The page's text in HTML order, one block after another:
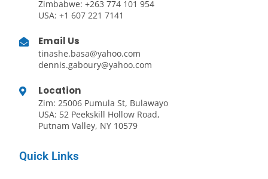
Zimbabwe: +263 774 101 954
USA: +1 607 221 7141
Email Us
tinashe.basa@yahoo.com
dennis.gaboury@yahoo.com
Location
Zim: 25006 Pumula St, Bulawayo
USA: 52 Peekskill Hollow Road,
Putnam Valley, NY 10579
Quick Links